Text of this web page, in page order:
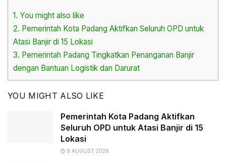
1. You might also like
2. Pemerintah Kota Padang Aktifkan Seluruh OPD untuk
Atasi Banjir di 15 Lokasi
3. Pemerintah Padang Tingkatkan Penanganan Banjir
dengan Bantuan Logistik dan Darurat
YOU MIGHT ALSO LIKE
Pemerintah Kota Padang Aktifkan
Seluruh OPD untuk Atasi Banjir di 15
Lokasi
6 AUGUST 2026